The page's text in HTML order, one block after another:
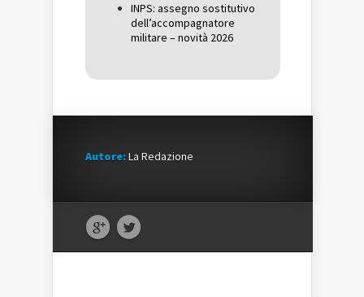
INPS: assegno sostitutivo
dell’accompagnatore
militare – novità 2026
Autore:La Redazione